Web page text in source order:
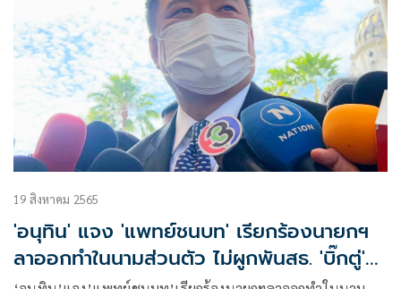
19 สิงหาคม 2565
'อนุทิน' แจง 'แพทย์ชนบท' เรียกร้องนายกฯ
ลาออกทำในนามส่วนตัว ไม่ผูกพันสธ. 'บิ๊กตู่'